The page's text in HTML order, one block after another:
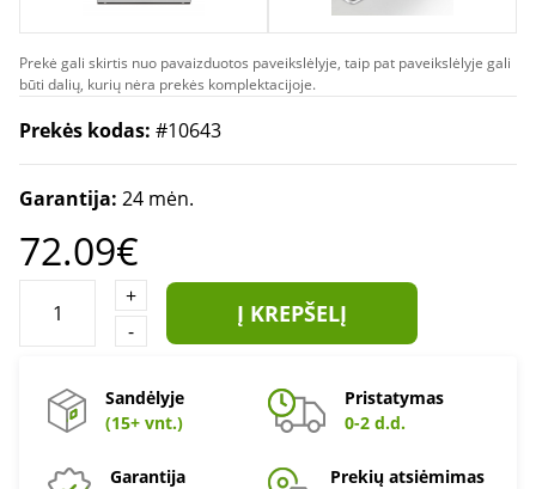
Prekė gali skirtis nuo pavaizduotos paveikslėlyje, taip pat paveikslėlyje gali
būti dalių, kurių nėra prekės komplektacijoje.
Prekės kodas: #10643
Garantija: 24 mėn.
72.09€
+
-
Į KREPŠELĮ
Sandėlyje
(15+ vnt.)
Pristatymas
0-2 d.d.
Garantija
Prekių atsiėmimas